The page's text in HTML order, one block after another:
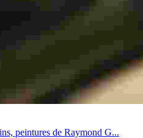
peintures de Raymond G...